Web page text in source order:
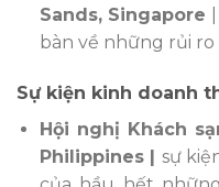
Sands, Singapore
bàn về những rủi ro
Sự kiện kinh doanh
Hội nghị Khách
Philippines | sự